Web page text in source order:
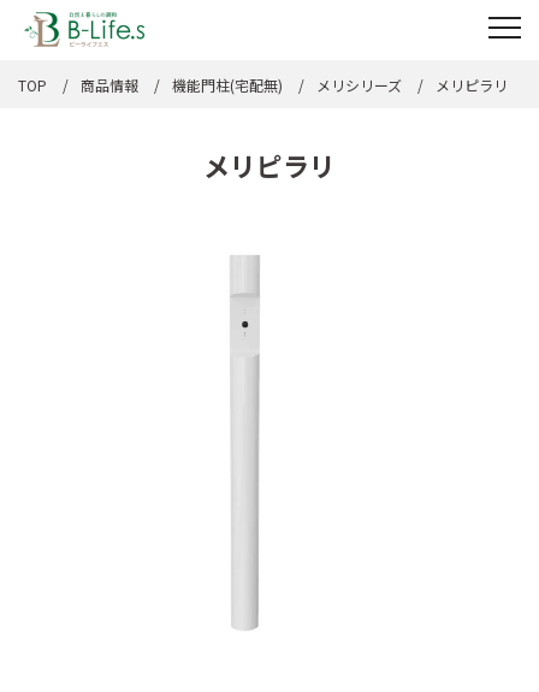
TOP 商品情報 機能門柱(宅配無) メリシリーズ メリピラリ
メリピラリ